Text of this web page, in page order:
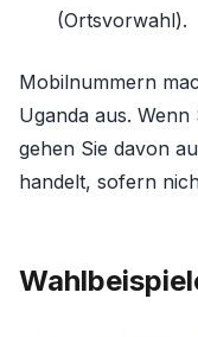
(Ortsvorwahl).
Mobilnummern
Uganda aus.
gehen Sie davon
handelt, sofern